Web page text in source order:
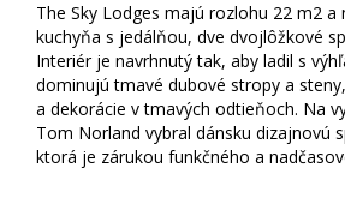
The Sky Lodges majú rozlohu 22 m2 a
kuchyňa s jedálňou, dve dvojlôžkové
Interiér je navrhnutý tak, aby ladil s
dominujú tmavé dubové stropy a
a dekorácie v tmavých odtieňoch. Na
Tom Norland vybral dánsku dizajnovú
ktorá je zárukou funkčného a